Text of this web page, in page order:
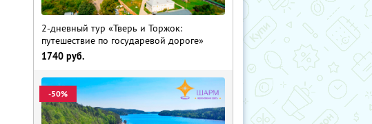
2-дневный тур «Тверь и Торжок:
путешествие по государевой дороге»
1740 руб.
-50%